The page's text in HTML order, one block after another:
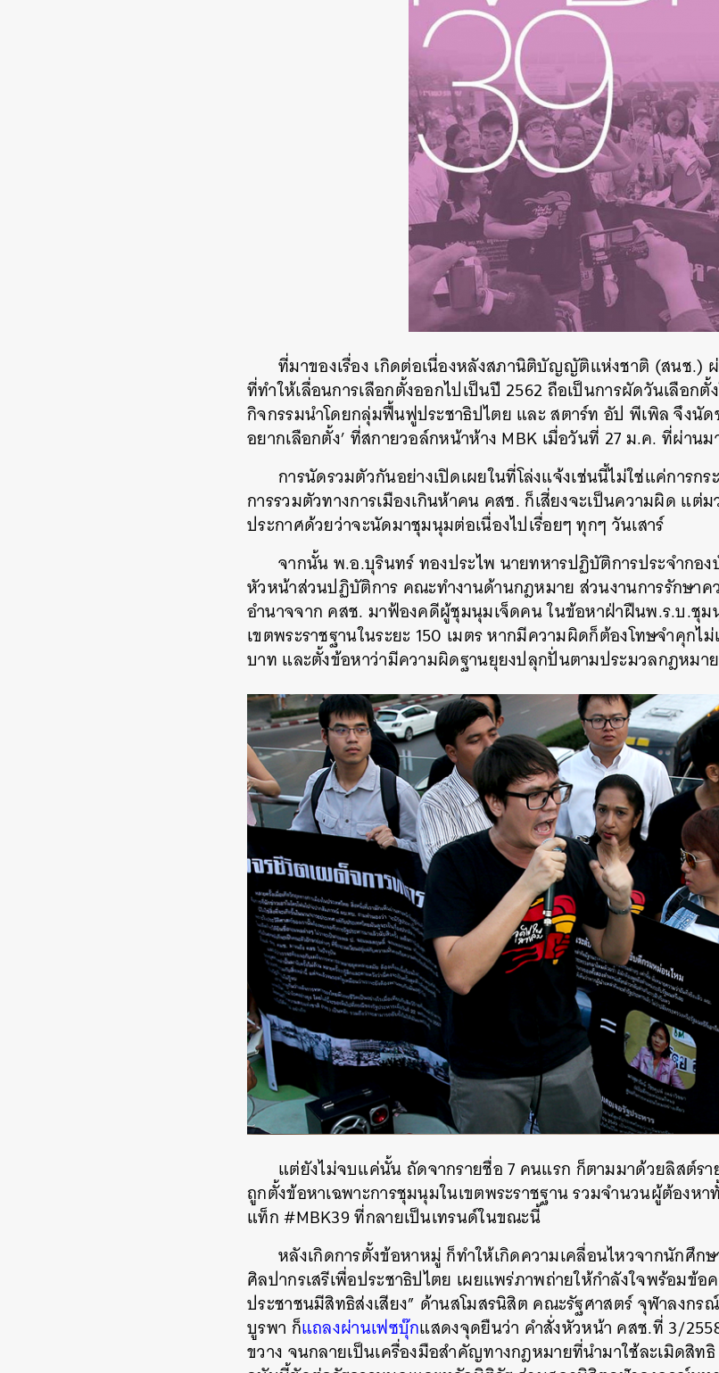
ที่มาของเรื่อง เกิดต่อเนื่องหลังสภานิติบัญญัติแห่งชาติ (สนช.)
ที่ทำให้เลื่อนการเลือกตั้งออกไปเป็นปี 2562 ถือเป็นการผัดวันเลือก
กิจกรรมนำโดยกลุ่มฟื้นฟูประชาธิปไตย และ สตาร์ท อัป พีเพิล จึงนั
อยากเลือกตั้ง’ ที่สกายวอล์กหน้าห้าง MBK เมื่อวันที่ 27 ม.ค. ที่ผ่านม
การนัดรวมตัวกันอย่างเปิดเผยในที่โล่งแจ้งเช่นนี้ไม่ใช่แค่การก
การรวมตัวทางการเมืองเกินห้าคน คสช. ก็เสี่ยงจะเป็นความผิด แต่
ประกาศด้วยว่าจะนัดมาชุมนุมต่อเนื่องไปเรื่อยๆ ทุกๆ วันเสาร์
จากนั้น พ.อ.บุรินทร์ ทองประไพ นายทหารปฏิบัติการประจำก
หัวหน้าส่วนปฏิบัติการ คณะทำงานด้านกฎหมาย ส่วนงานการรักษา
อำนาจจาก คสช. มาฟ้องคดีผู้ชุมนุมเจ็ดคน ในข้อหาฝ่าฝืนพ.ร.บ.ชุม
เขตพระราชฐานในระยะ 150 เมตร หากมีความผิดก็ต้องโทษจำคุกไ
บาท และตั้งข้อหาว่ามีความผิดฐานยุยงปลุกปั่นตามประมวลกฎหมา
แต่ยังไม่จบแค่นั้น ถัดจากรายชื่อ 7 คนแรก ก็ตามมาด้วยลิสต์ร
ถูกตั้งข้อหาเฉพาะการชุมนุมในเขตพระราชฐาน รวมจำนวนผู้ต้องห
แท็ก #MBK39 ที่กลายเป็นเทรนด์ในขณะนี้
หลังเกิดการตั้งข้อหาหมู่ ก็ทำให้เกิดความเคลื่อนไหวจากนักศึก
ศิลปากรเสรีเพื่อประชาธิปไตย เผยแพร่ภาพถ่ายให้กำลังใจพร้อมข้อ
ประชาชนมีสิทธิส่งเสียง” ด้านสโมสรนิสิต คณะรัฐศาสตร์ จุฬาลงก
บูรพา ก็แถลงผ่านเฟซบุ๊กแสดงจุดยืนว่า คำสั่งหัวหน้า คสช.ที่ 3/
ขวาง จนกลายเป็นเครื่องมือสำคัญทางกฎหมายที่นำมาใช้ละเมิดสิท
ค้นหา
SHARE TWEET LINE